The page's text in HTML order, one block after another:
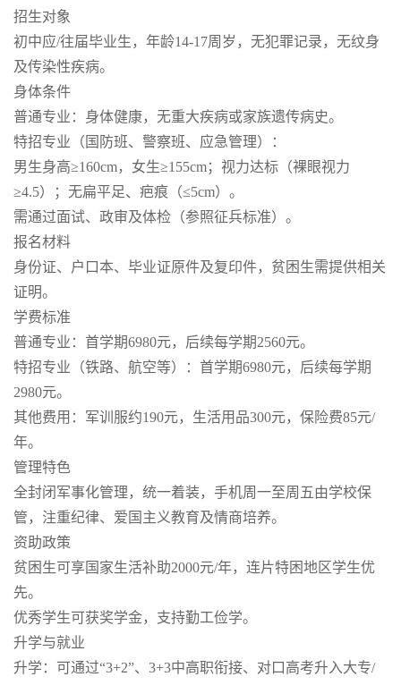
招生对象
初中应/往届毕业生，年龄14-17周岁，无犯罪记录，无纹身
及传染性疾病。
身体条件
普通专业：身体健康，无重大疾病或家族遗传病史。
特招专业（国防班、警察班、应急管理）：
男生身高≥160cm，女生≥155cm；视力达标（裸眼视力
≥4.5）；无扁平足、疤痕（≤5cm）。
需通过面试、政审及体检（参照征兵标准）。
报名材料
身份证、户口本、毕业证原件及复印件，贫困生需提供相关
证明。
学费标准
普通专业：首学期6980元，后续每学期2560元。
特招专业（铁路、航空等）：首学期6980元，后续每学期
2980元。
其他费用：军训服约190元，生活用品300元，保险费85元/
年。
管理特色
全封闭军事化管理，统一着装，手机周一至周五由学校保
管，注重纪律、爱国主义教育及情商培养。
资助政策
贫困生可享国家生活补助2000元/年，连片特困地区学生优
先。
优秀学生可获奖学金，支持勤工俭学。
升学与就业
升学：可通过“3+2”、3+3中高职衔接、对口高考升入大专/